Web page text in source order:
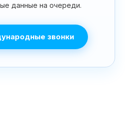
данные на очереди.
звонки